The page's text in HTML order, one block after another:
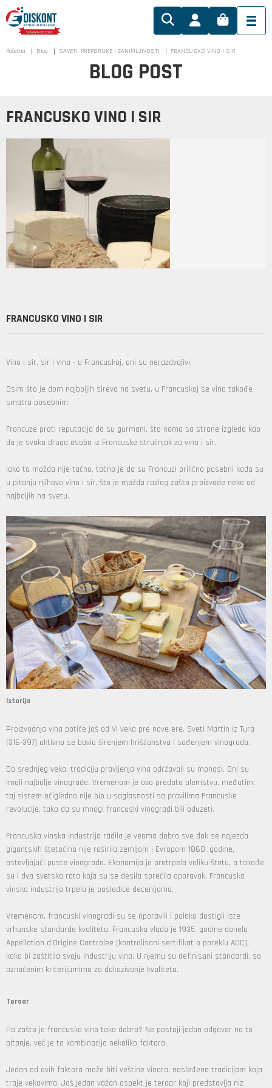
Početna Blog SAVETI, PREPORUKE I ZANIMLJIVOSTI FRANCUSKO VINO I SIR
BLOG POST
FRANCUSKO VINO I SIR
FRANCUSKO VINO I SIR
Vino i sir, sir i vino - u Francuskoj, oni su nerazdvojivi.
Osim što je dom najboljih sireva na svetu, u Francuskoj se vino takođe
smatra posebnim.
Francuze prati reputacija da su gurmani, što nama sa strane izgleda kao
da je svaka druga osoba iz Francuske stručnjak za vino i sir.
Iako to možda nije tačno, tačno je da su Francuzi prilično posebni kada su
u pitanju njihovo vino i sir, što je možda razlog zašto proizvode neke od
najboljih na svetu.
Istorija
Proizvodnja vina potiče još od VI veka pre nove ere. Sveti Martin iz Tura
(316-397) aktivno se bavio širenjem hrišćanstva i sađenjem vinograda.
Do srednjeg veka, tradiciju pravljenja vina održavali su monasi. Oni su
imali najbolje vinograde. Vremenom je ovo predato plemstvu, međutim,
taj sistem očigledno nije bio u saglasnosti sa pravilima Francuske
revolucije, tako da su mnogi francuski vinogradi bili oduzeti.
Francuska vinska industrija radila je veoma dobro sve dok se najezda
gigantskih štetočina nije raširila zemljom i Evropom 1860. godine,
ostavljajući puste vinograde. Ekonomija je pretrpela veliku štetu, a takođe
su i dva svetska rata koja su se desila sprečila oporavak. Francuska
vinska industrija trpela je posledice decenijama.
Vremenom, francuski vinogradi su se oporavili i polako dostigli iste
vrhunske standarde kvaliteta. Francuska vlada je 1935. godine donela
Appellation d'Origine Controlee (kontrolisani sertifikat o poreklu AOC),
kako bi zaštitila svoju industriju vina. U njemu su definisani standardi, sa
označenim kriterijumima za dokazivanje kvaliteta.
Teroar
Pa zašto je francusko vino tako dobro? Ne postoji jedan odgovor na to
pitanje, već je to kombinacija nekoliko faktora.
Jedan od ovih faktora može biti veštine vinara, nasleđena tradicijom koja
traje vekovima. Još jedan važan aspekt je teroar koji predstavlja niz